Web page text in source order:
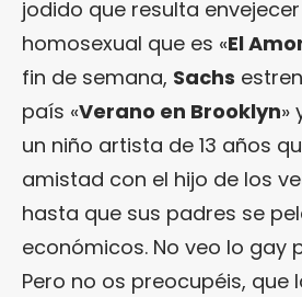
jodido que resulta
homosexual que es «El
fin de semana, Sachs
país «Verano en Brooklyn»
un niño artista de 13 años
amistad con el hijo de los
hasta que sus padres se
económicos. No veo lo gay
Pero no os preocupéis, que